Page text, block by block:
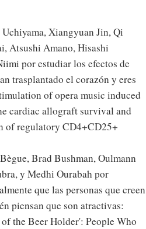
Uchiyama, Xiangyuan Jin, Qi
Atsushi Amano, Hisashi
por estudiar los efectos de
trasplantado el corazón y eres
of opera music induced
cardiac allograft survival and
of regulatory CD4+CD25+
Brad Bushman, Oulmann
y Medhi Ourabah por
que las personas que creen
piensan que son atractivas:
the Beer Holder': People Who